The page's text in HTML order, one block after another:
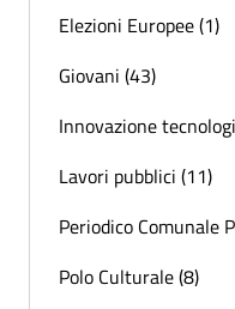
Elezioni Europee (1)
Giovani (43)
Innovazione
Lavori pubblici (11)
Periodico Comunale
Polo Culturale (8)